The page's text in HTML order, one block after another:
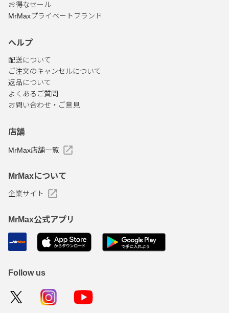
お得なセール
MrMaxプライベートブランド
ヘルプ
配送について
ご注文のキャンセルについて
返品について
よくあるご質問
お問い合わせ・ご意見
店舗
MrMax店舗一覧
MrMaxについて
企業サイト
MrMax公式アプリ
Follow us